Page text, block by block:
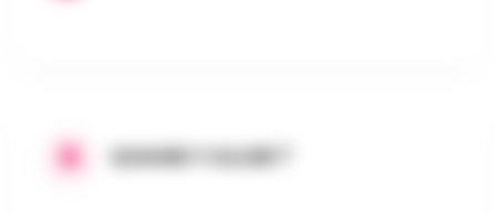
QUAND Y ALLER ?